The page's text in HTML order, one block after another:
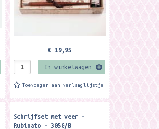
€ 19,95
In winkelwagen
Toevoegen aan verlanglijstje
Schrijfset met veer -
Rubinato - 3050/B